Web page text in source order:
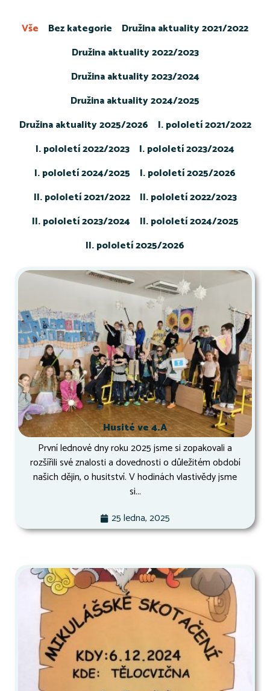
Bez kategorie
Družina aktuality 2021/2022
Družina aktuality 2022/2023
Družina aktuality 2023/2024
Družina aktuality 2024/2025
Družina aktuality 2025/2026
I. pololetí 2021/2022
I. pololetí 2022/2023
I. pololetí 2023/2024
I. pololetí 2024/2025
I. pololetí 2025/2026
II. pololetí 2021/2022
II. pololetí 2022/2023
II. pololetí 2023/2024
II. pololetí 2024/2025
II. pololetí 2025/2026
Vše
Husité ve 4.A
První lednové dny roku 2025 jsme si zopakovali a
rozšířili své znalosti a dovednosti o důležitém období
našich dějin, o husitství. V hodinách vlastivědy jsme
si...
25 ledna, 2025